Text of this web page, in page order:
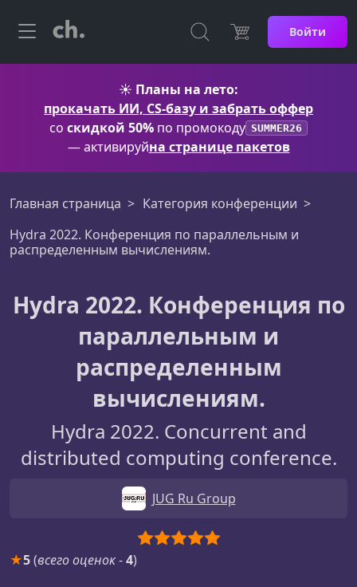
Войти
☀️ Планы на лето:
прокачать ИИ, CS-базу и забрать оффер
со скидкой 50% по промокоду SUMMER26
— активируйна странице пакетов
Главная страница
Категория конференции
Hydra 2022. Конференция по параллельным и
распределенным вычислениям.
Hydra 2022. Конференция по
параллельным и
распределенным
вычислениям.
Hydra 2022. Concurrent and
distributed computing conference.
JUG Ru Group
★5(всего оценок-4)